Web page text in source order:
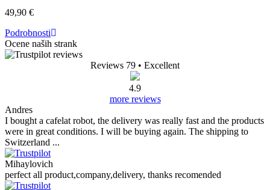
49,90 €
Podrobnosti
Ocene naših strank
Reviews 79 • Excellent
4.9
more reviews
Andres
I bought a cafelat robot, the delivery was really fast and the products
were in great conditions. I will be buying again. The shipping to
Switzerland ...
Mihaylovich
perfect all product,company,delivery, thanks recomended